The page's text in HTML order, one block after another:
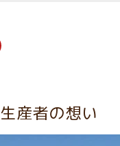
生産者の想い